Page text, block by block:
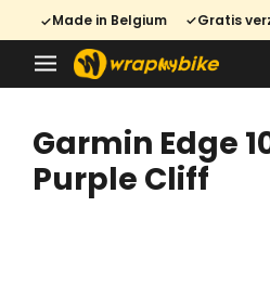
Made in Belgium Gratis
Garmin Edge
Purple Cliff